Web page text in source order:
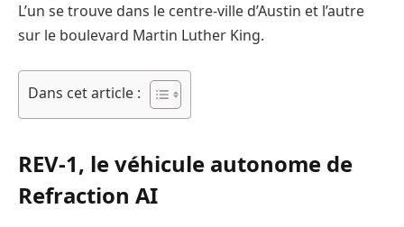
L’un se trouve dans le centre-ville d’Austin et l’autre
sur le boulevard Martin Luther King.
Dans cet article :
REV-1, le véhicule autonome de
Refraction AI